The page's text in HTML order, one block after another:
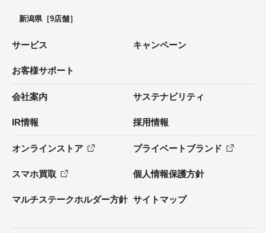
新潟県［9店舗］
サービス キャンペーン
お客様サポート
会社案内 サステナビリティ
IR情報 採用情報
オンラインストア プライベートブランド
スマホ買取 個人情報保護方針
マルチステークホルダー方針 サイトマップ